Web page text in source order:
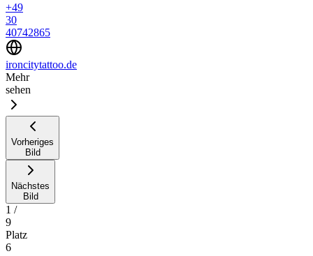
+49
30
40742865
ironcitytattoo.de
Mehr
sehen
Vorheriges
Bild
Nächstes
Bild
1 /
9
Platz
6